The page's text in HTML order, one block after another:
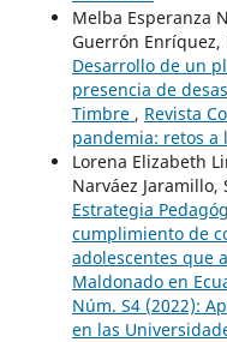
Melba Esperanza
Guerrón Enríquez,
Desarrollo de un
presencia de
Timbre , Revista
pandemia: retos a
Lorena Elizabeth
Narváez Jaramillo,
Estrategia
cumplimiento de
adolescentes que
Maldonado en
Núm. S4 (2022):
en las